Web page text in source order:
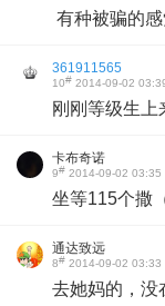
有种被骗的
361911565
10# 2014-09-02
刚刚等级生上
卡布奇诺
9# 2014-09-02 03:35
坐等115个撒
通达致远
8# 2014-09-02 03:33
去她妈的，没